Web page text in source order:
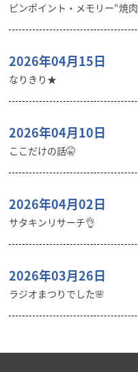
ピンポイント・メモリー“焼
2026年04月15日
なりきり★
2026年04月10日
ここだけの話🤫
2026年04月02日
サタキンリサーチ👌
2026年03月26日
ラジオまつりでした🌸